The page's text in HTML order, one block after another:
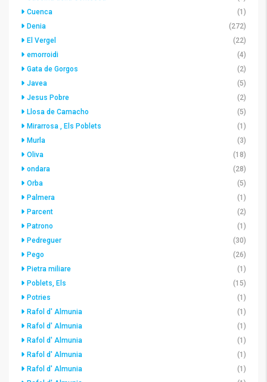
Cuenca
(1)
Denia
(272)
El Vergel
(22)
emorroidi
(4)
Gata de Gorgos
(2)
Javea
(5)
Jesus Pobre
(2)
Llosa de Camacho
(5)
Mirarrosa , Els Poblets
(1)
Murla
(3)
Oliva
(18)
ondara
(28)
Orba
(5)
Palmera
(1)
Parcent
(2)
Patrono
(1)
Pedreguer
(30)
Pego
(26)
Pietra miliare
(1)
Poblets, Els
(15)
Potries
(1)
Rafol d' Almunia
(1)
Rafol d' Almunia
(1)
Rafol d' Almunia
(1)
Rafol d' Almunia
(1)
Rafol d' Almunia
(1)